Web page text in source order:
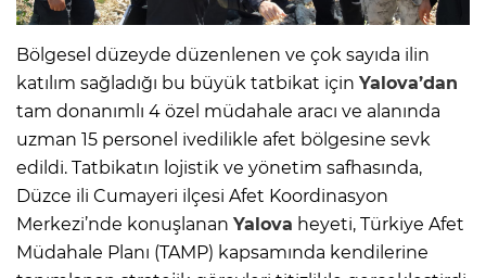
Bölgesel düzeyde düzenlenen ve çok sayıda ilin
katılım sağladığı bu büyük tatbikat için Yalova’dan
tam donanımlı 4 özel müdahale aracı ve alanında
uzman 15 personel ivedilikle afet bölgesine sevk
edildi. Tatbikatın lojistik ve yönetim safhasında,
Düzce ili Cumayeri ilçesi Afet Koordinasyon
Merkezi’nde konuşlanan Yalova heyeti, Türkiye Afet
Müdahale Planı (TAMP) kapsamında kendilerine